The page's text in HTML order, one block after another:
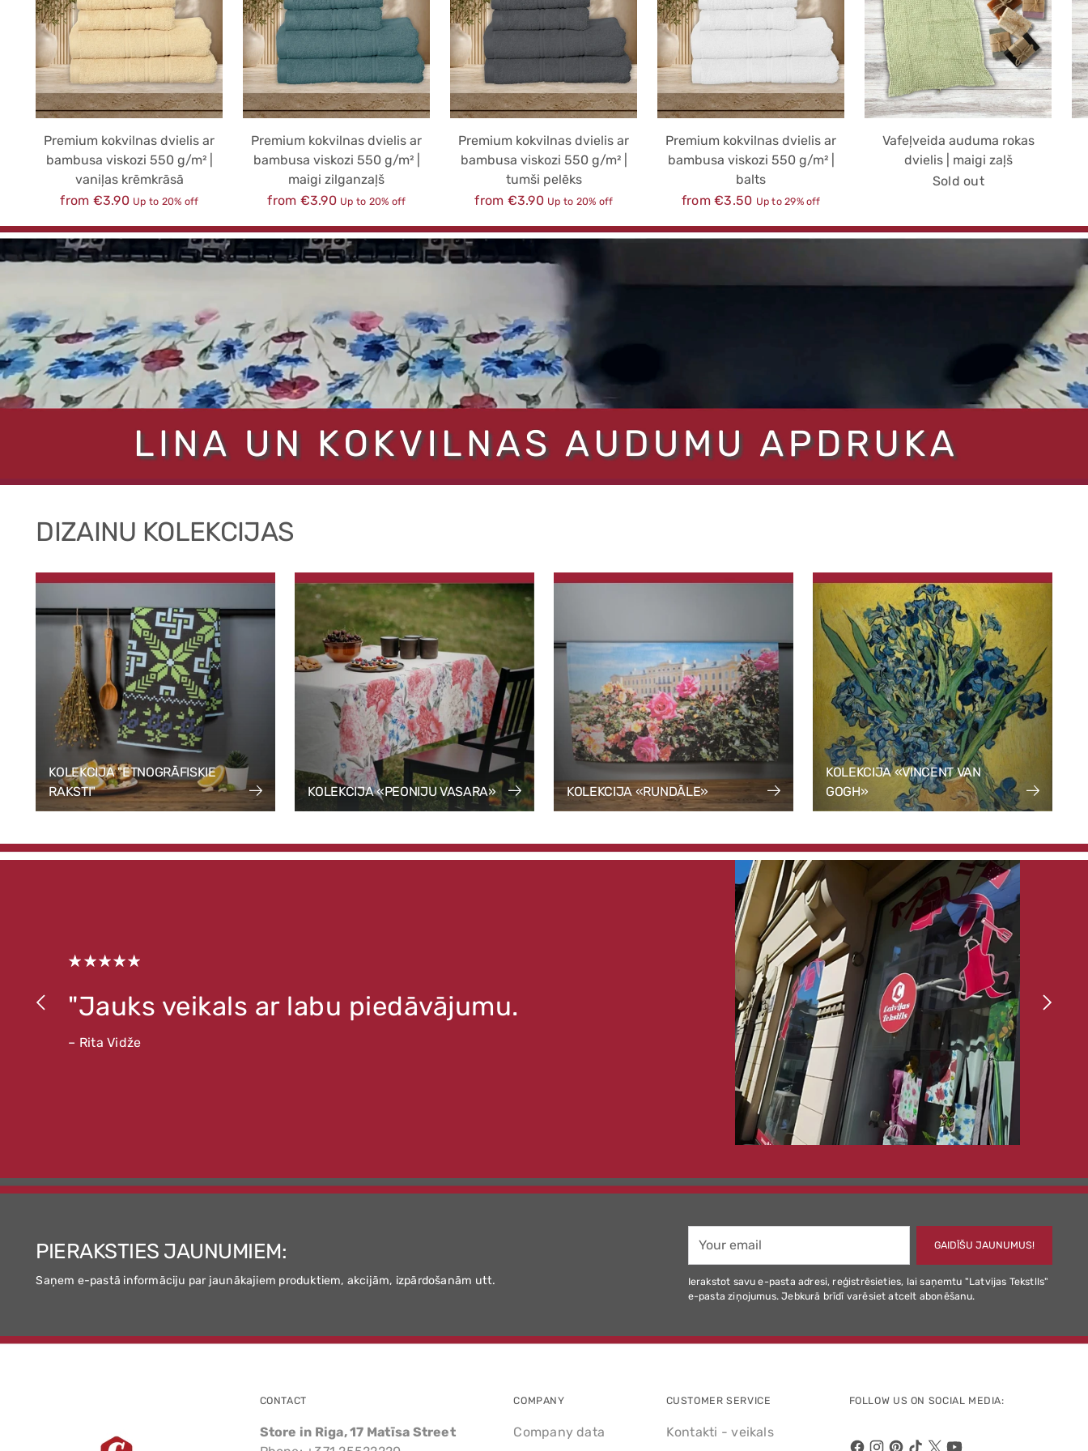
Premium kokvilnas dvielis ar
bambusa viskozi 550 g/m² |
vaniļas krēmkrāsā
Regular
from €3.90 Up to 20% off
Premium kokvilnas dvielis ar
bambusa viskozi 550 g/m² |
maigi zilganzaļš
Regular
from €3.90 Up to 20% off
Premium kokvilnas dvielis ar
bambusa viskozi 550 g/m² |
tumši pelēks
Regular
from €3.90 Up to 20% off
Premium kokvilnas dvielis ar
bambusa viskozi 550 g/m² |
balts
Regular
from €3.50 Up to 29% off
Vafeļveida auduma rokas
dvielis | maigi zaļš
Sold out
DIZAINU KOLEKCIJAS
KOLEKCIJA "ETNOGRĀFISKIE
RAKSTI"
KOLEKCIJA «PEONIJU VASARA» KOLEKCIJA «RUNDĀLE»
KOLEKCIJA «VINCENT VAN
GOGH»
"Jauks veikals ar labu piedāvājumu.
– Rita Vidže
PIERAKSTIES JAUNUMIEM:
Saņem e-pastā informāciju par jaunākajiem produktiem, akcijām, izpārdošanām utt.
email
GAIDĪŠU JAUNUMUS!
Ierakstot savu e-pasta adresi, reģistrēsieties, lai saņemtu "Latvijas Tekstlls"
e-pasta ziņojumus. Jebkurā brīdī varēsiet atcelt abonēšanu.
CONTACT
Store in Riga, 17 Matīsa Street
COMPANY
Company data
CUSTOMER SERVICE
Kontakti - veikals
FOLLOW US ON SOCIAL MEDIA: